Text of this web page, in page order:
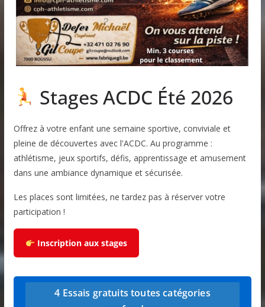
Stages ACDC Été 2026
Offrez à votre enfant une semaine sportive, conviviale et
pleine de découvertes avec l'ACDC. Au programme :
athlétisme, jeux sportifs, défis, apprentissage et amusement
dans une ambiance dynamique et sécurisée.
Les places sont limitées, ne tardez pas à réserver votre
participation !
Inscription aux stages
4 Essais gratuits toutes catégories